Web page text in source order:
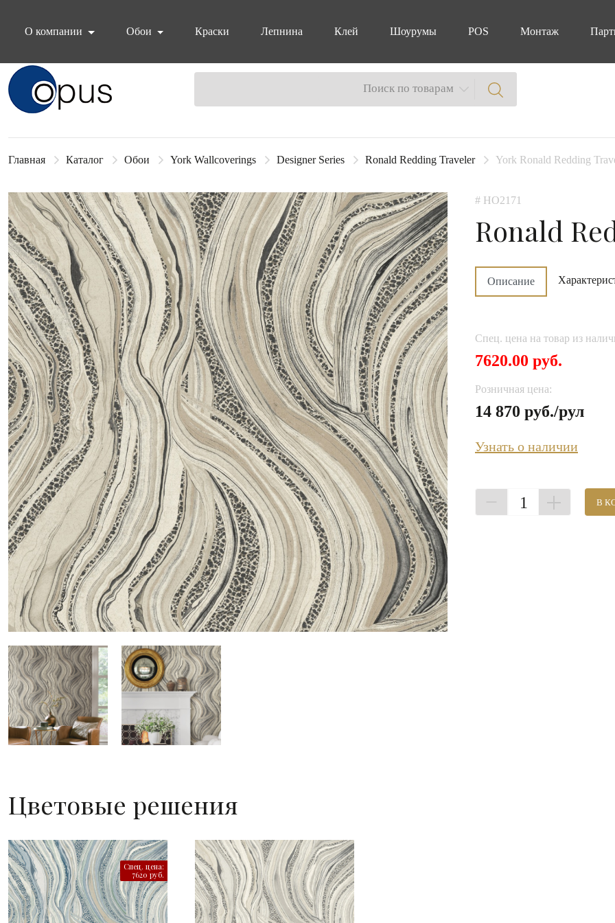
О компании
Обои Краски Лепнина Клей Шоурумы POS Монтаж
Блок поиска Поиск по товарам
Главная Каталог Обои York Wallcoverings Designer Series Ronald Redding Traveler York Ronald Redding
# HO2171
Ronald
Описание
Спец. цена на товар из
7620.00 руб.
Розничная цена:
14 870 руб./рул
Узнать о наличии
1 В
Цветовые решения
Спец. цена:
7620 руб.